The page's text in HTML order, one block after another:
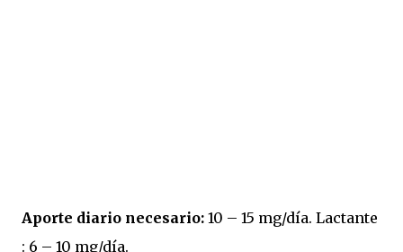
Aporte diario necesario: 10 – 15 mg/día. Lactante
: 6 – 10 mg/día.